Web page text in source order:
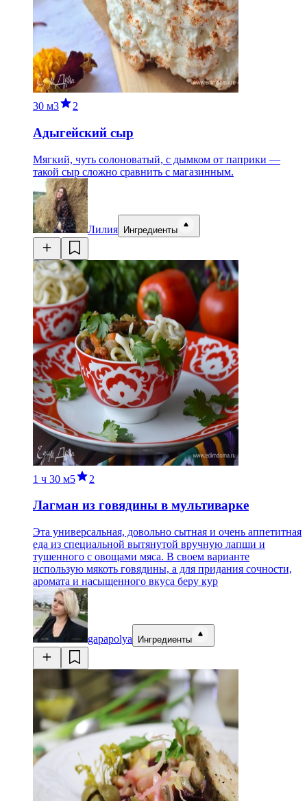
30 м3 2
Адыгейский сыр
Мягкий, чуть солоноватый, с дымком от паприки —
такой сыр сложно сравнить с магазинным.
Лилия Ингредиенты
1 ч 30 м5 2
Лагман из говядины в мультиварке
Эта универсальная, довольно сытная и очень аппетитная
еда из специальной вытянутой вручную лапши и
тушенного с овощами мяса. В своем варианте
использую мякоть говядины, а для придания сочности,
аромата и насыщенного вкуса беру кур
gapapolya Ингредиенты